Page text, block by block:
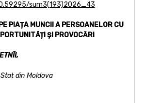
sum3(193)2026_43
PIAȚA MUNCII A PERSOANELOR CU
ȘI PROVOCĂRI
din Moldova